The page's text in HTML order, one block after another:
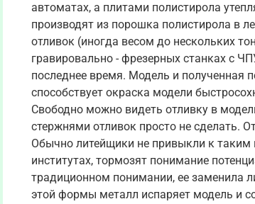
автоматах, а плитами полистирола
производят из порошка полистирола в
отливок (иногда весом до нескольких
гравировально - фрезерных станках с
последнее время. Модель и полученная
способствует окраска модели
Свободно можно видеть отливку в
стержнями отливок просто не сделать.
Обычно литейщики не привыкли к таким
институтах, тормозят понимание
традиционном понимании, ее заменила
этой формы металл испаряет модель и